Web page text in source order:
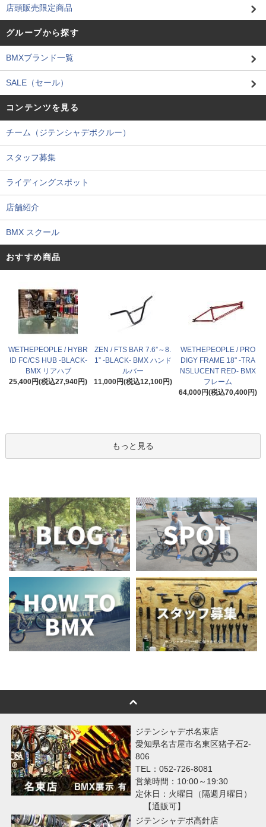
店頭販売限定商品
グループから探す
BMXブランド一覧
SALE（セール）
コンテンツを見る
チーム（ジテンシャデポクルー）
スタッフ募集
ライディングスポット
店舗紹介
BMX スクール
おすすめ商品
WETHEPEOPLE / HYBR
ID FC/CS HUB -BLACK-
BMX リアハブ
25,400円(税込27,940円)
ZEN / FTS BAR 7.6”～8.
1” -BLACK- BMX ハンド
ルバー
11,000円(税込12,100円)
WETHEPEOPLE / PRO
DIGY FRAME 18" -TRA
NSLUCENT RED- BMX
フレーム
64,000円(税込70,400円)
もっと見る
ジテンシャデポ名東店
愛知県名古屋市名東区猪子石2-
806
TEL：052-726-8081
営業時間：10:00～19:30
定休日：火曜日（隔週月曜日）
【通販可】
ジテンシャデポ高針店